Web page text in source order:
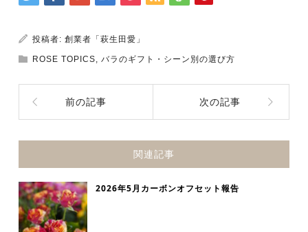
投稿者:創業者「萩生田愛」
ROSE TOPICS ,バラのギフト・シーン別の選び方
前の記事 次の記事
関連記事
2026年5月カーボンオフセット報告